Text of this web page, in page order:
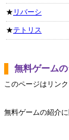
★ リバーシ
★テトリス
無料ゲーム
このページはリン
無料ゲームの紹介